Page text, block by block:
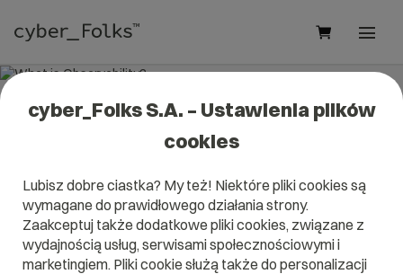
What is Observability?
It will help you better understand what exactly it is
Observabilityand what is the meaning to you in everyday
use.
cyber_Folks S.A. – Ustawienia plików
cookies
Lubisz dobre ciastka? My też! Niektóre pliki cookies są
wymagane do prawidłowego działania strony.
Zaakceptuj także dodatkowe pliki cookies, związane z
wydajnością usług, serwisami społecznościowymi i
marketingiem. Pliki cookie służą także do personalizacji